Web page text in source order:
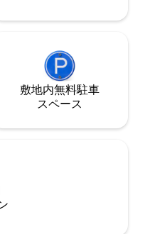
敷地内無料駐⁠車
ス⁠ペ⁠ー⁠ス